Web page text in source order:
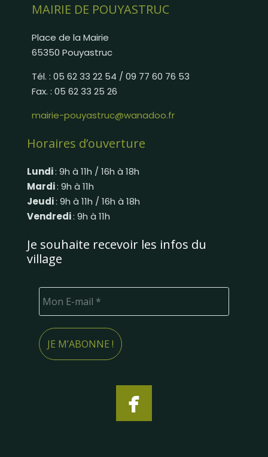
MAIRIE DE POUYASTRUC
Place de la Mairie
65350 Pouyastruc
Tél. : 05 62 33 22 54 / 09 77 60 76 53
Fax. : 05 62 33 25 26
mairie-pouyastruc@wanadoo.fr
Horaires d’ouverture
Lundi: 9h à 11h / 16h à 18h
Mardi: 9h à 11h
Jeudi: 9h à 11h / 16h à 18h
Vendredi: 9h à 11h
Je souhaite recevoir les infos du
village